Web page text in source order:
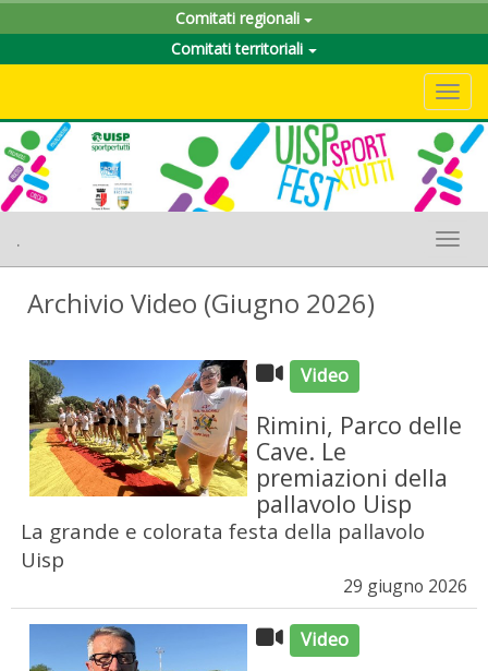
Comitati regionali
Comitati territoriali
.
Archivio Video (Giugno 2026)
Video
Rimini, Parco delle
Cave. Le
premiazioni della
pallavolo Uisp
La grande e colorata festa della pallavolo
Uisp
29 giugno 2026
Video